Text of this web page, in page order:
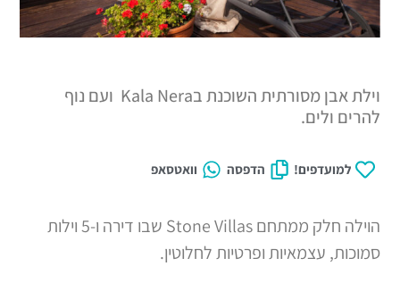
וילת אבן מסורתית השוכנת בKala Nera ועם נוף
הדפסה וואטסאפ
הוילה חלק ממתחם Stone Villas שבו דירה ו-5 וילות
ופרטיות לחלוטין.